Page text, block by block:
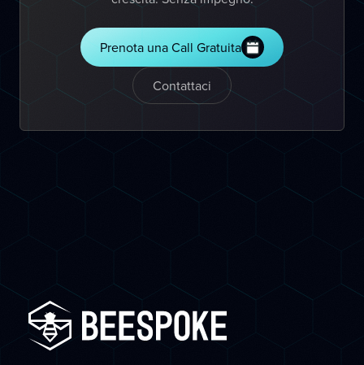
Prenota una Call Gratuita
Contattaci